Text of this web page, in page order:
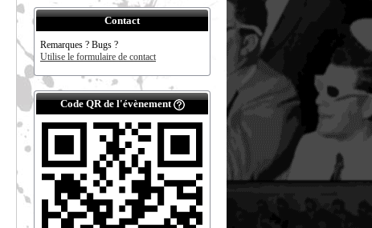
Contact
Remarques ? Bugs ?
Utilise le formulaire de contact
Code QR de l'évènement